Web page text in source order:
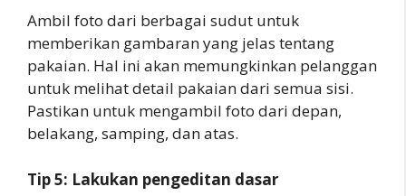
Ambil foto dari berbagai sudut untuk
memberikan gambaran yang jelas tentang
pakaian. Hal ini akan memungkinkan pelanggan
untuk melihat detail pakaian dari semua sisi.
Pastikan untuk mengambil foto dari depan,
belakang, samping, dan atas.
Tip 5: Lakukan pengeditan dasar